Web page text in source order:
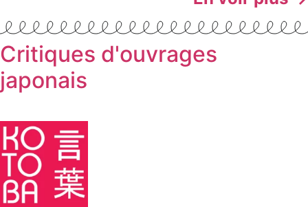
Critiques d'ouvrages
japonais